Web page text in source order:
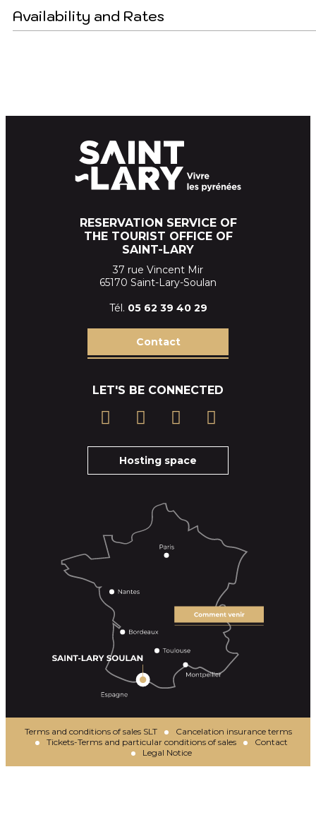
Availability and Rates
RESERVATION SERVICE OF
THE TOURIST OFFICE OF
SAINT-LARY
37 rue Vincent Mir
65170 Saint-Lary-Soulan
Tél. 05 62 39 40 29
Contact
LET'S BE CONNECTED
Hosting space
Terms and conditions of sales SLT
Cancelation insurance terms
Tickets-Terms and particular conditions of sales
Contact
Legal Notice